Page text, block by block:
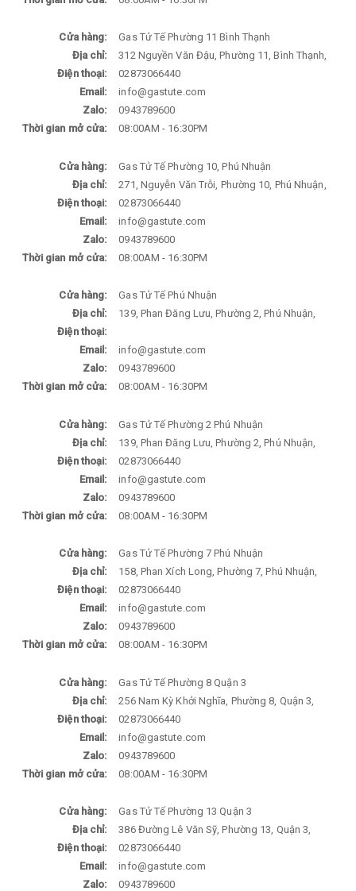
Cửa hàng:
Gas Tử Tế Phường 11 Bình Thạnh
Địa chỉ:
312 Nguyền Văn Đậu, Phường 11, Bình Thạnh,
Điện thoại:
02873066440
Email:
info@gastute.com
Zalo:
0943789600
Thời gian mở cửa:
08:00AM - 16:30PM
Cửa hàng:
Gas Tử Tế Phường 10, Phú Nhuận
Địa chỉ:
271, Nguyễn Văn Trỗi, Phường 10, Phú Nhuận,
Điện thoại:
02873066440
Email:
info@gastute.com
Zalo:
0943789600
Thời gian mở cửa:
08:00AM - 16:30PM
Cửa hàng:
Gas Tử Tế Phú Nhuận
Địa chỉ:
139, Phan Đăng Lưu, Phường 2, Phú Nhuận,
Điện thoại:
Email:
info@gastute.com
Zalo:
0943789600
Thời gian mở cửa:
08:00AM - 16:30PM
Cửa hàng:
Gas Tử Tế Phường 2 Phú Nhuận
Địa chỉ:
139, Phan Đăng Lưu, Phường 2, Phú Nhuận,
Điện thoại:
02873066440
Email:
info@gastute.com
Zalo:
0943789600
Thời gian mở cửa:
08:00AM - 16:30PM
Cửa hàng:
Gas Tử Tế Phường 7 Phú Nhuận
Địa chỉ:
158, Phan Xích Long, Phường 7, Phú Nhuận,
Điện thoại:
02873066440
Email:
info@gastute.com
Zalo:
0943789600
Thời gian mở cửa:
08:00AM - 16:30PM
Cửa hàng:
Gas Tử Tế Phường 8 Quận 3
Địa chỉ:
256 Nam Kỳ Khởi Nghĩa, Phường 8, Quận 3,
Điện thoại:
02873066440
Email:
info@gastute.com
Zalo:
0943789600
Thời gian mở cửa:
08:00AM - 16:30PM
Cửa hàng:
Gas Tử Tế Phường 13 Quận 3
Địa chỉ:
386 Đường Lê Văn Sỹ, Phường 13, Quận 3,
Điện thoại:
02873066440
Email:
info@gastute.com
Zalo:
0943789600